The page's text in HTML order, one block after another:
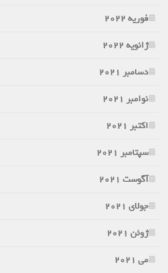
فوریه 2022
ژانویه 2022
دسامبر 2021
نوامبر 2021
اکتبر 2021
سپتامبر 2021
آگوست 2021
جولای 2021
ژوئن 2021
می 2021